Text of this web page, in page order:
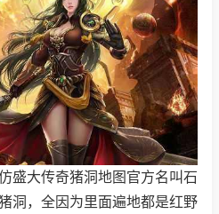
盛大传奇猪洞地图官方名叫石
洞，全因为里面遍地都是红野